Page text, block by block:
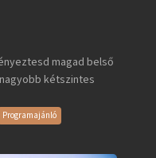
magad belső
kétszintes
Programajánló